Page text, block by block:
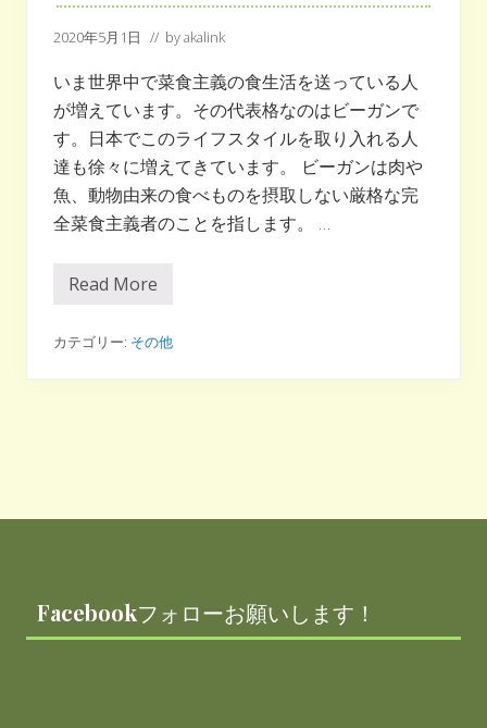
2020年5月1日 // byakalink
いま世界中で菜食主義の食生活を送っている人
が増えています。その代表格なのはビーガンで
す。日本でこのライフスタイルを取り入れる人
達も徐々に増えてきています。 ビーガンは肉や
魚、動物由来の食べものを摂取しない厳格な完
全菜食主義者のことを指します。 …
ビ
ン
健
？
ク
が
1
Read More
カテゴリー: その他
Facebookフォローお願いします！